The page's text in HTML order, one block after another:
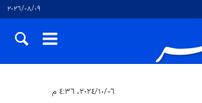
٠٩‏/٠٨‏/٢٠٢٦
٠٦‏/١٠‏/٢٠٢٤، ٤:٣٦ م